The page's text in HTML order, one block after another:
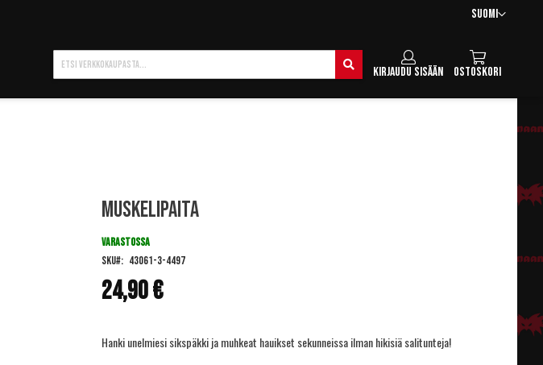
Kieli
Suomi
Ostoskori
Kirjaudu sisään
Hae
Muskelipaita
24,90 €
VARASTOSSA
SKU
43061-3-4497
Hanki unelmiesi sikspäkki ja muhkeat hauikset sekunneissa ilman hikisiä salitunteja!